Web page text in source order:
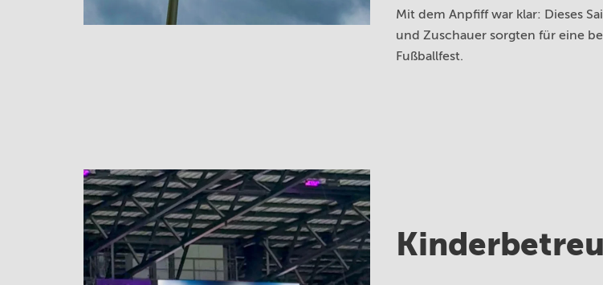
Mit dem Anpfiff war klar: Dieses
und Zuschauer sorgten für eine
Fußballfest.